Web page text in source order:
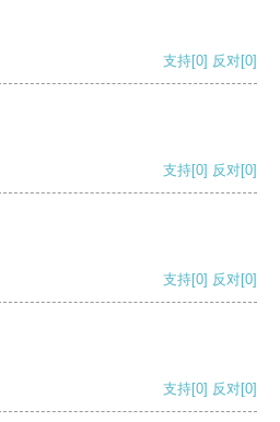
支持[0] 反对[0]
支持[0] 反对[0]
支持[0] 反对[0]
支持[0] 反对[0]